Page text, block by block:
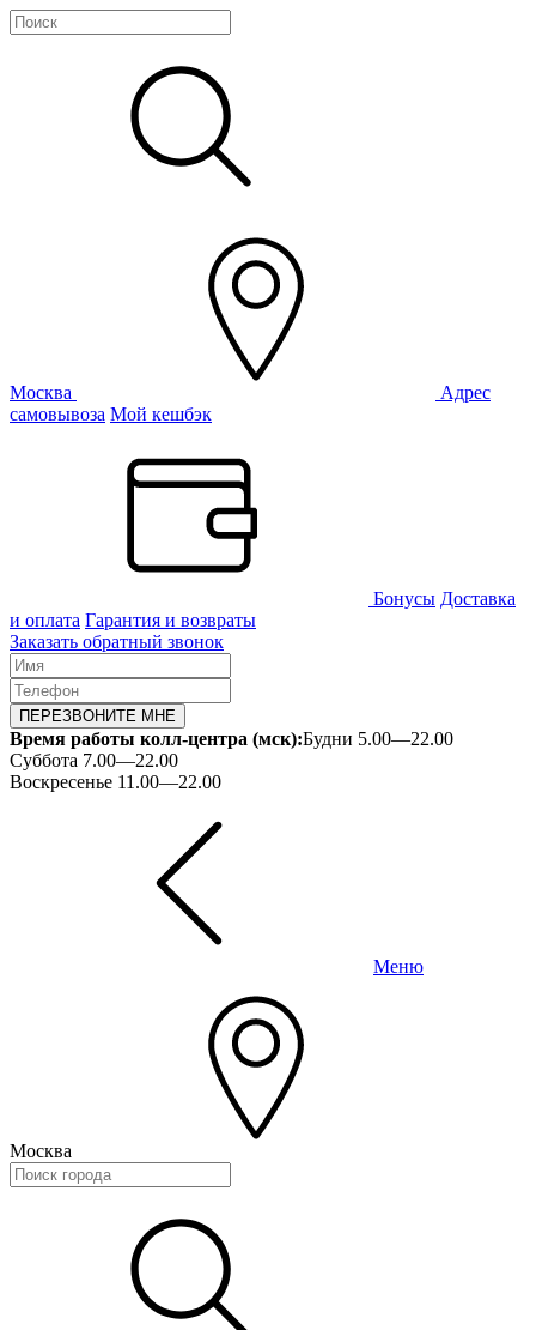
Москва
Адрес
самовывоза Мой кешбэк
Бонусы Доставка
и оплата Гарантия и возвраты
Заказать обратный звонок
ПЕРЕЗВОНИТЕ МНЕ
Время работы колл-центра (мск):Будни 5.00—22.00
Суббота 7.00—22.00
Воскресенье 11.00—22.00
Меню
Москва